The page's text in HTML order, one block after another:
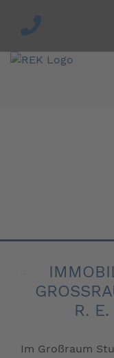
. E.
Im Großraum